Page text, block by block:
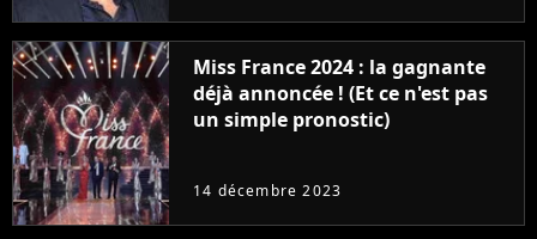
Miss France 2024 : la gagnante
déjà annoncée ! (Et ce n'est pas
un simple pronostic)
14 décembre 2023